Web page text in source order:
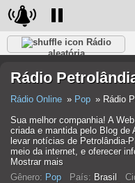
Rádio
aleatória
Rap
Falk Jazz
Rádio
Rádio Online Pop
Rádio
Sua melhor companhia! A
criada e mantida pelo Blog
levar notícias de Petrolândia-
meio da internet, e oferecer
Mostrar mais
Gênero: Pop País: Brasil